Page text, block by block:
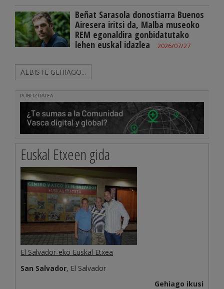
Beñat Sarasola donostiarra Buenos
Airesera iritsi da, Malba museoko
REM egonaldira gonbidatutako
lehen euskal idazlea
2026/07/27
ALBISTE GEHIAGO...
PUBLIZITATEA
Euskal Etxeen gida
El Salvador-eko Euskal Etxea
San Salvador, El Salvador
Gehiago ikusi